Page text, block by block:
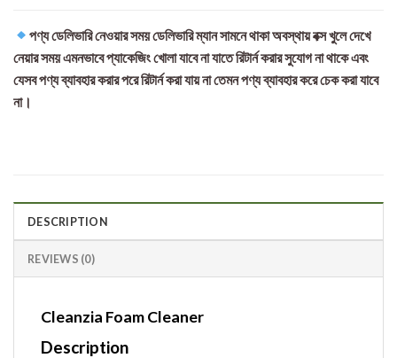
পণ্য ডেলিভারি নেওয়ার সময় ডেলিভারি ম্যান সামনে থাকা অবস্থায় বক্স খুলে দেখে
নেয়ার সময় এমনভাবে প্যাকেজিং খোলা যাবে না যাতে রিটার্ন করার সুযোগ না থাকে এবং
যেসব পণ্য ব্যাবহার করার পরে রিটার্ন করা যায় না তেমন পণ্য ব্যাবহার করে চেক করা যাবে
না।
DESCRIPTION
REVIEWS (0)
Cleanzia Foam Cleaner
Description